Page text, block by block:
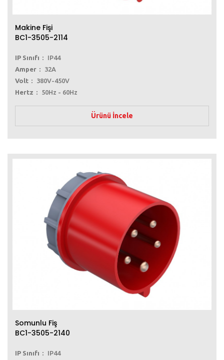
Makine Fişi
BC1-3505-2114
IP Sınıfı
IP44
Amper
32A
Volt
380V-450V
Hertz
50Hz - 60Hz
Ürünü İncele
Somunlu Fiş
BC1-3505-2140
IP Sınıfı
IP44